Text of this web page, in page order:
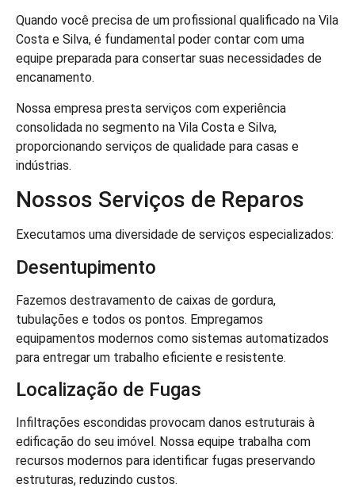
Quando você precisa de um profissional qualificado na Vila
Costa e Silva, é fundamental poder contar com uma
equipe preparada para consertar suas necessidades de
encanamento.
Nossa empresa presta serviços com experiência
consolidada no segmento na Vila Costa e Silva,
proporcionando serviços de qualidade para casas e
indústrias.
Nossos Serviços de Reparos
Executamos uma diversidade de serviços especializados:
Desentupimento
Fazemos destravamento de caixas de gordura,
tubulações e todos os pontos. Empregamos
equipamentos modernos como sistemas automatizados
para entregar um trabalho eficiente e resistente.
Localização de Fugas
Infiltrações escondidas provocam danos estruturais à
edificação do seu imóvel. Nossa equipe trabalha com
recursos modernos para identificar fugas preservando
estruturas, reduzindo custos.